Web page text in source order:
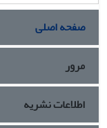
صفحه اصلی
مرور
اطلاعات نشریه